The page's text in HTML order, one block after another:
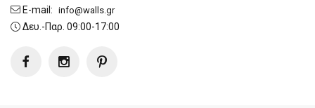
E-mail: info@walls.gr
Δευ.-Παρ. 09:00-17:00